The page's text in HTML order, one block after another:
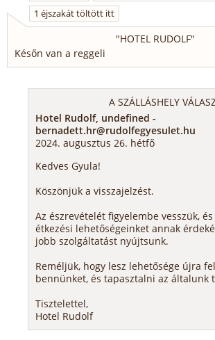
1 éjszakát töltött itt
"HOTEL RUDOLF"
Későn van a reggeli
A SZÁLLÁSHELY
Hotel Rudolf, undefined -
bernadett.hr@rudolfegyesulet.hu
2024. augusztus 26. hétfő
Kedves Gyula!
Köszönjük a visszajelzést.
Az észrevételét figyelembe vesszük,
étkezési lehetőségeinket annak
jobb szolgáltatást nyújtsunk.
Reméljük, hogy lesz lehetősége újra
bennünket, és tapasztalni az általunk
Tisztelettel,
Hotel Rudolf